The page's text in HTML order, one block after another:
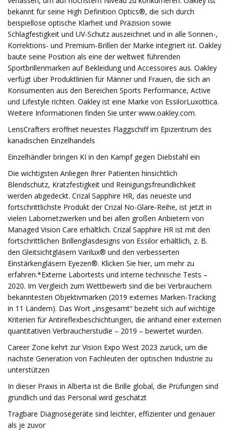
bekannt für seine High Definition Optics®, die sich durch
beispiellose optische Klarheit und Präzision sowie
Schlagfestigkeit und UV-Schutz auszeichnet und in alle Sonnen-,
Korrektions- und Premium-Brillen der Marke integriert ist. Oakley
baute seine Position als eine der weltweit führenden
Sportbrillenmarken auf Bekleidung und Accessoires aus. Oakley
verfügt über Produktlinien für Männer und Frauen, die sich an
Konsumenten aus den Bereichen Sports Performance, Active
und Lifestyle richten. Oakley ist eine Marke von EssilorLuxottica.
Weitere Informationen finden Sie unter www.oakley.com.
LensCrafters eröffnet neuestes Flaggschiff im Epizentrum des
kanadischen Einzelhandels
Einzelhändler bringen KI in den Kampf gegen Diebstahl ein
Die wichtigsten Anliegen Ihrer Patienten hinsichtlich
Blendschutz, Kratzfestigkeit und Reinigungsfreundlichkeit
werden abgedeckt. Crizal Sapphire HR, das neueste und
fortschrittlichste Produkt der Crizal No-Glare-Reihe, ist jetzt in
vielen Labornetzwerken und bei allen großen Anbietern von
Managed Vision Care erhältlich. Crizal Sapphire HR ist mit den
fortschrittlichen Brillenglasdesigns von Essilor erhältlich, z. B.
den Gleitsichtgläsern Varilux® und den verbesserten
Einstärkengläsern Eyezen®. Klicken Sie hier, um mehr zu
erfahren.*Externe Labortests und interne technische Tests –
2020. Im Vergleich zum Wettbewerb sind die bei Verbrauchern
bekanntesten Objektivmarken (2019 externes Marken-Tracking
in 11 Ländern). Das Wort „insgesamt“ bezieht sich auf wichtige
Kriterien für Antireflexbeschichtungen, die anhand einer externen
quantitativen Verbraucherstudie – 2019 – bewertet wurden.
Career Zone kehrt zur Vision Expo West 2023 zurück, um die
nächste Generation von Fachleuten der optischen Industrie zu
unterstützen
In dieser Praxis in Alberta ist die Brille global, die Prüfungen sind
gründlich und das Personal wird geschätzt
Tragbare Diagnosegeräte sind leichter, effizienter und genauer
als je zuvor